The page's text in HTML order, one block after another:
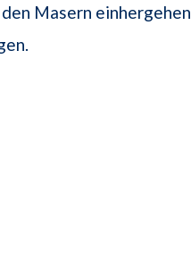
Masern einhergehen